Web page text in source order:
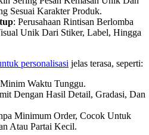
Sesuai Karakter Produk.
: Perusahaan Rintisan Berlomba
Unik Dari Stiker, Label, Hingga
personalisasi jelas terasa, seperti:
Waktu Tunggu.
Dengan Hasil Detail, Gradasi, Dan
Minimum Order, Cocok Untuk
Atau Partai Kecil.